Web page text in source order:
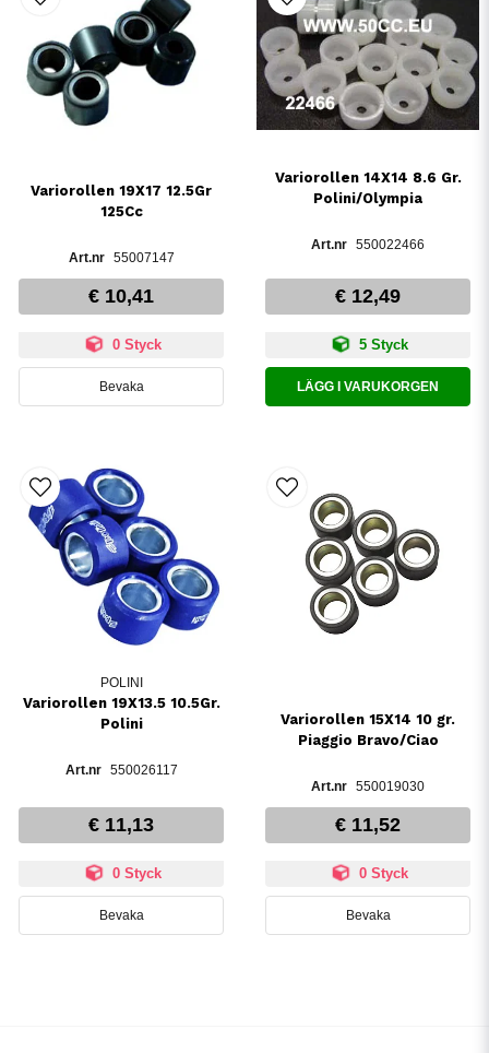
Variorollen 19X17 12.5Gr
125Cc
55007147
€ 10,41
0 Styck
Bevaka
Variorollen 14X14 8.6 Gr.
Polini/Olympia
550022466
€ 12,49
5 Styck
LÄGG I VARUKORGEN
POLINI
Variorollen 19X13.5 10.5Gr.
Polini
550026117
€ 11,13
0 Styck
Bevaka
Variorollen 15X14 10 gr.
Piaggio Bravo/Ciao
550019030
€ 11,52
0 Styck
Bevaka